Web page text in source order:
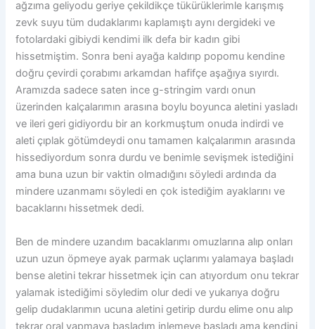
ağzıma geliyodu geriye çekildikçe tükürüklerimle karışmış
zevk suyu tüm dudaklarımı kaplamıştı aynı dergideki ve
fotolardaki gibiydi kendimi ilk defa bir kadın gibi
hissetmiştim. Sonra beni ayağa kaldırıp popomu kendine
doğru çevirdi çorabımı arkamdan hafifçe aşağıya sıyırdı.
Aramızda sadece saten ince g-stringim vardı onun
üzerinden kalçalarımın arasına boylu boyunca aletini yasladı
ve ileri geri gidiyordu bir an korkmuştum onuda indirdi ve
aleti çıplak götümdeydi onu tamamen kalçalarımın arasında
hissediyordum sonra durdu ve benimle sevişmek istediğini
ama buna uzun bir vaktin olmadığını söyledi ardında da
mindere uzanmamı söyledi en çok istediğim ayaklarını ve
bacaklarını hissetmek dedi.
Ben de mindere uzandım bacaklarımı omuzlarına alıp onları
uzun uzun öpmeye ayak parmak uçlarımı yalamaya başladı
bense aletini tekrar hissetmek için can atıyordum onu tekrar
yalamak istediğimi söyledim olur dedi ve yukarıya doğru
gelip dudaklarımın ucuna aletini getirip durdu elime onu alıp
tekrar oral yapmaya başladım inlemeye başladı ama kendini